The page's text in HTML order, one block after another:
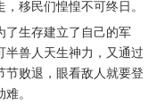
移民们惶惶不可终日。
了生存建立了自己的军
半兽人天生神力，又通过
节败退，眼看敌人就要登
。